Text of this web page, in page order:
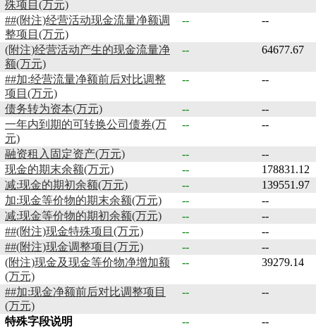
殊项目(万元)
##(附注)经营活动现金流量净额调
整项目(万元)
-- --
(附注)经营活动产生的现金流量净
额(万元)
-- 64677.67
##加:经营流量净额前后对比调整
项目(万元)
-- --
债务转为资本(万元) --
--
一年内到期的可转换公司债券(万
元)
-- --
融资租入固定资产(万元) --
--
现金的期末余额(万元)
--
178831.12
减:现金的期初余额(万元)
--
139551.97
加:现金等价物的期末余额(万元)
--
--
减:现金等价物的期初余额(万元)
--
--
##(附注)现金特殊项目(万元)
--
--
##(附注)现金调整项目(万元)
--
--
(附注)现金及现金等价物净增加额
(万元)
-- 39279.14
##加:现金净额前后对比调整项目
(万元)
-- --
特殊字段说明 --
--